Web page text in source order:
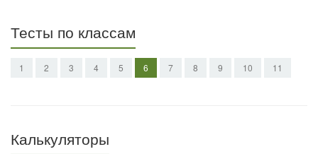
Тесты по классам
1 2 3 4 5 6 7 8 9 10 11
Калькуляторы